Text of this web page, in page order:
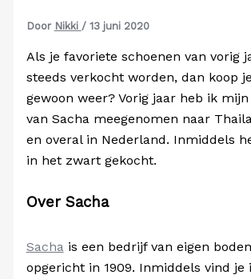
Door Nikki / 13 juni 2020
Als je favoriete schoenen van vorig
steeds verkocht worden, dan koop
gewoon weer? Vorig jaar heb ik
van Sacha meegenomen naar
en overal in Nederland. Inmiddels
in het zwart gekocht.
Over Sacha
Sacha is een bedrijf van eigen
opgericht in 1909. Inmiddels vind je